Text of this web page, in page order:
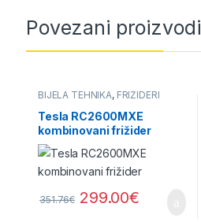
Povezani proizvodi
BIJELA TEHNIKA, FRIŽIDERI
Tesla RC2600MXE
kombinovani frižider
351.76€ 299.00€